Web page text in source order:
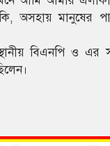
অসহায় মানুষের
বিএনপি ও এর